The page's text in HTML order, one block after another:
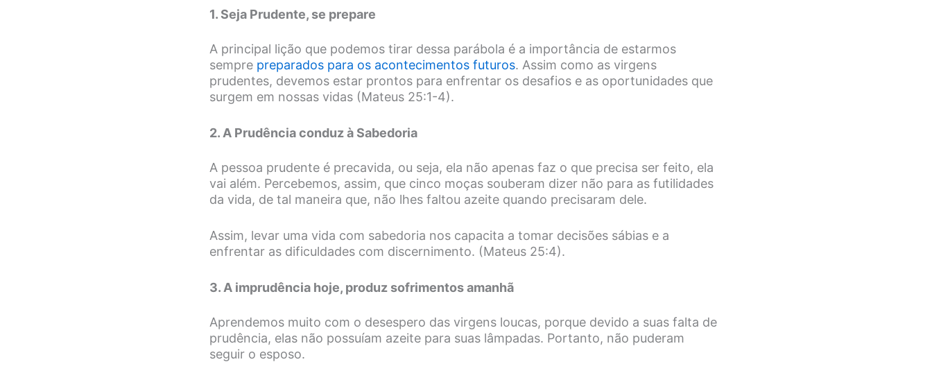
1. Seja Prudente, se prepare
A principal lição que podemos tirar dessa parábola é a importância de estarmos
sempre preparados para os acontecimentos futuros. Assim como as virgens
prudentes, devemos estar prontos para enfrentar os desafios e as oportunidades que
surgem em nossas vidas (Mateus 25:1-4).
2. A Prudência conduz à Sabedoria
A pessoa prudente é precavida, ou seja, ela não apenas faz o que precisa ser feito, ela
vai além. Percebemos, assim, que cinco moças souberam dizer não para as futilidades
da vida, de tal maneira que, não lhes faltou azeite quando precisaram dele.
Assim, levar uma vida com sabedoria nos capacita a tomar decisões sábias e a
enfrentar as dificuldades com discernimento. (Mateus 25:4).
3. A imprudência hoje, produz sofrimentos amanhã
Aprendemos muito com o desespero das virgens loucas, porque devido a suas falta de
prudência, elas não possuíam azeite para suas lâmpadas. Portanto, não puderam
seguir o esposo.